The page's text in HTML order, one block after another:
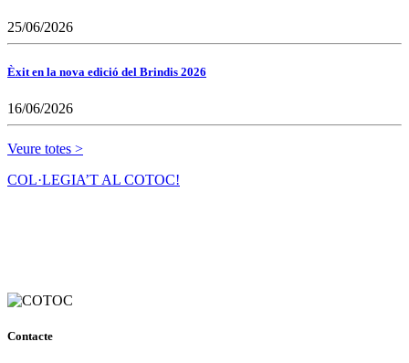
25/06/2026
Èxit en la nova edició del Brindis 2026
16/06/2026
Veure totes >
COL·LEGIA’T AL COTOC!
Contacte